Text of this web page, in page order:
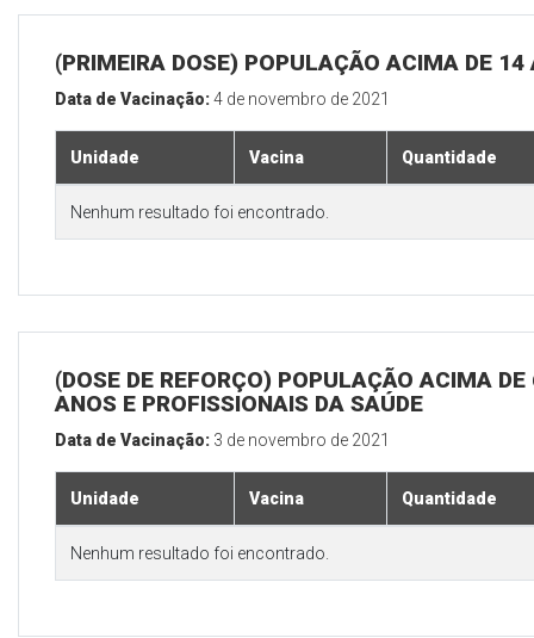
(PRIMEIRA DOSE) POPULAÇÃO ACIMA DE 14
Data de Vacinação:4 de novembro de 2021
Unidade Vacina Quantidade
Nenhum resultado foi encontrado.
(DOSE DE REFORÇO) POPULAÇÃO ACIMA DE
ANOS E PROFISSIONAIS DA SAÚDE
Data de Vacinação: 3 de novembro de 2021
Unidade Vacina Quantidade
Nenhum resultado foi encontrado.